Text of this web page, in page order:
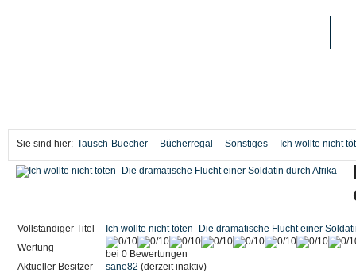
Sie sind hier: Tausch-Buecher Bücherregal Sonstiges Ich wollte nicht
Vollständiger Titel
Ich wollte nicht töten -Die dramatische Flucht einer
Wertung
bei 0 Bewertungen
Aktueller Besitzer
sane82 (derzeit inaktiv)